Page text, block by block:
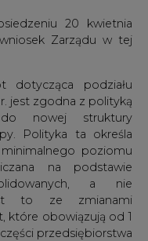
20 kwietnia
Zarządu w tej
dotycząca podziału
jest zgodna z polityką
do nowej struktury
Polityka ta określa
poziomu
na podstawie
a nie
to ze zmianami
które obowiązują od 1
przedsiębiorstwa